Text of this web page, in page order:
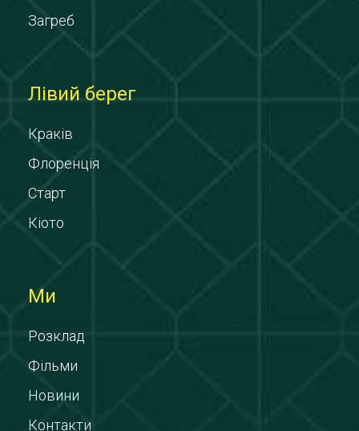
Загреб
Лівий берег
Краків
Флоренція
Старт
Кіото
Ми
Розклад
Фільми
Новини
Контакти